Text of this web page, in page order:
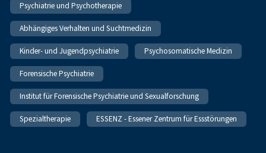
Psychiatrie und Psychotherapie
Abhängiges Verhalten und Suchtmedizin
Kinder- und Jugendpsychiatrie Psychosomatische Medizin
Forensische Psychiatrie
Institut für Forensische Psychiatrie und Sexualforschung
Spezialtherapie ESSENZ - Essener Zentrum für Essstörungen